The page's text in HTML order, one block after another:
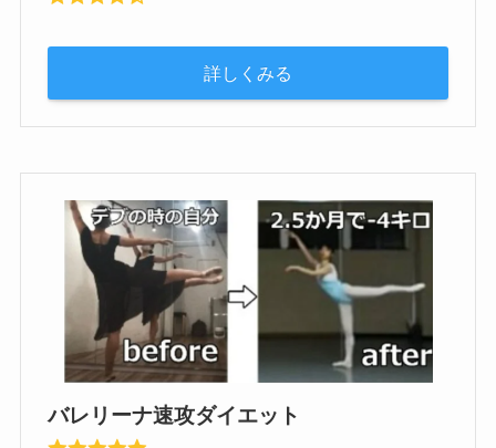
詳しくみる
バレリーナ速攻ダイエット